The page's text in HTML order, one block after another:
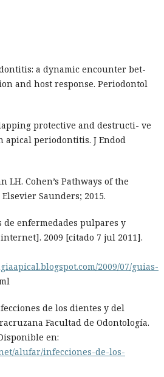
a dynamic encounter bet-
and host response. Periodontol
protective and destructi- ve
periodontitis. J Endod
LH. Cohen’s Pathways of the
Saunders; 2015.
enfermedades pulpares y
2009 [citado 7 jul 2011].
2009/07/guias-
de los dientes y del
Facultad de Odontología.
en:
alufar/infecciones-de-los-